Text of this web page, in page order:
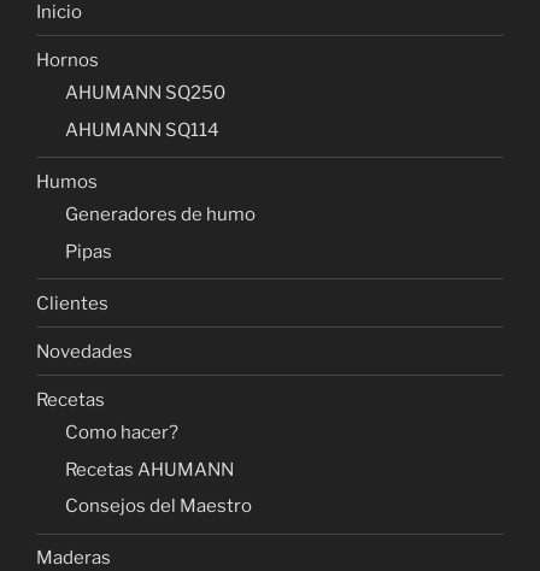
Inicio
Hornos
AHUMANN SQ250
AHUMANN SQ114
Humos
Generadores de humo
Pipas
Clientes
Novedades
Recetas
Como hacer?
Recetas AHUMANN
Consejos del Maestro
Maderas